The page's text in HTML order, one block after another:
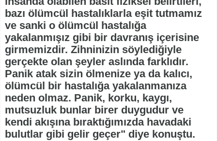
bazı ölümcül hastalıklarla eşit tutmamız
ve sanki o ölümcül hastalığa
yakalanmışız gibi bir davranış içerisine
girmemizdir. Zihninizin söylediğiyle
gerçekte olan şeyler aslında farklıdır.
Panik atak sizin ölmenize ya da kalıcı,
ölümcül bir hastalığa yakalanmanıza
neden olmaz. Panik, korku, kaygı,
mutsuzluk bunlar birer duygudur ve
kendi akışına bıraktığımızda havadaki
bulutlar gibi gelir geçer" diye konuştu.